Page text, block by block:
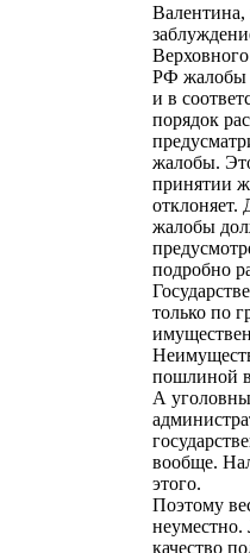
Валентина,
РФ жалобы
и в
порядок
жалобы.
принятии
отклоняет.
жалобы
подробно
только по
пошлиной в
А
вообще.
этого.
Поэтому
неуместно.
качество